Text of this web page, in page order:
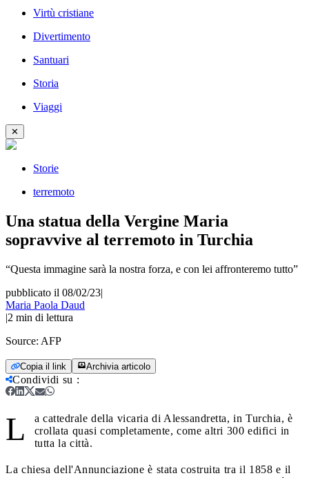
Virtù cristiane
Divertimento
Santuari
Storia
Viaggi
✕
Storie
terremoto
Una statua della Vergine Maria
sopravvive al terremoto in Turchia
“Questa immagine sarà la nostra forza, e con lei affronteremo tutto”
pubblicato il 08/02/23|
Maria Paola Daud
|2 min di lettura
Source: AFP
Copia il link Archivia articolo
Condividi su :
L
a cattedrale della vicaria di Alessandretta, in Turchia, è
crollata quasi completamente, come altri 300 edifici in
tutta la città.
La chiesa dell'Annunciazione è stata costruita tra il 1858 e il